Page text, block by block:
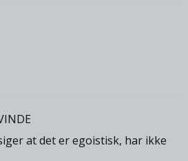
at det er egoistisk, har ikke